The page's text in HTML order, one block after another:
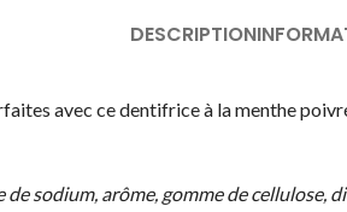
DESCRIPTION
avec ce dentifrice à la menthe
sodium, arôme, gomme de